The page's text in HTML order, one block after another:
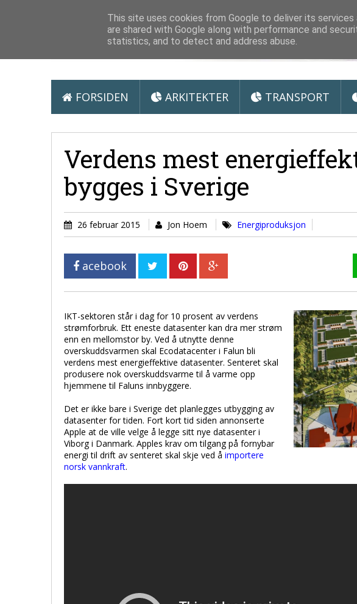
Arkitektur &
FORSIDEN ARKITEKTER TRANSPORT
Verdens mest
bygges i Sverige
26 februar 2015 Jon Hoem Energiproduksjon
acebook
IKT-sektoren står i dag for 10 prosent av verdens
strømforbruk. Ett eneste datasenter kan dra mer strøm
enn en mellomstor by. Ved å utnytte denne
overskuddsvarmen skal Ecodatacenter i Falun bli
verdens mest energieffektive datasenter. Senteret skal
produsere nok overskuddsvarme til å varme opp
hjemmene til Faluns innbyggere.
Det er ikke bare i Sverige det planlegges utbygging av
datasenter for tiden. Fort kort tid siden annonserte
Apple at de ville velge å legge sitt nye datasenter i
Viborg i Danmark. Apples krav om tilgang på fornybar
energi til drift av senteret skal skje ved å importere
norsk vannkraft.
This site uses cookies from Google to deliver its
are shared with Google along with performance and
statistics, and to detect and address abuse.